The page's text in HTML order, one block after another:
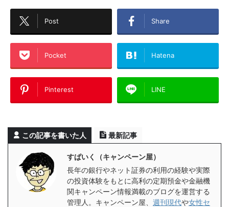
Post Share
Pocket Hatena
Pinterest LINE
この記事を書いた人 最新記事
すぱいく（キャンペーン屋）
長年の銀行やネット証券の利用の経験や実際
の投資体験をもとに高利の定期預金や金融機
関キャンペーン情報満載のブログを運営する
管理人。キャンペーン屋、 週刊現代や女性セ